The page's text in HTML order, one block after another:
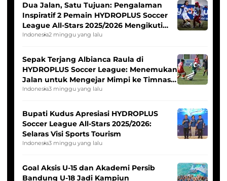
Dua Jalan, Satu Tujuan: Pengalaman
Inspiratif 2 Pemain HYDROPLUS Soccer
League All-Stars 2025/2026 Mengikuti
Seleksi Timnas Indonesia Putri
Indonesia2 minggu yang lalu
Sepak Terjang Albianca Raula di
HYDROPLUS Soccer League: Menemukan
Jalan untuk Mengejar Mimpi ke Timnas
Indonesia Putri
Indonesia3 minggu yang lalu
Bupati Kudus Apresiasi HYDROPLUS
Soccer League All-Stars 2025/2026:
Selaras Visi Sports Tourism
Indonesia3 minggu yang lalu
Goal Aksis U-15 dan Akademi Persib
Bandung U-18 Jadi Kampiun